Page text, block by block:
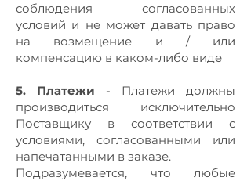
соблюдения согласованных
условий и не может давать право
на возмещение и / или
компенсацию в каком-либо виде
5. Платежи - Платежи должны
производиться исключительно
Поставщику в соответствии с
условиями, согласованными или
напечатанными в заказе.
Подразумевается, что любые